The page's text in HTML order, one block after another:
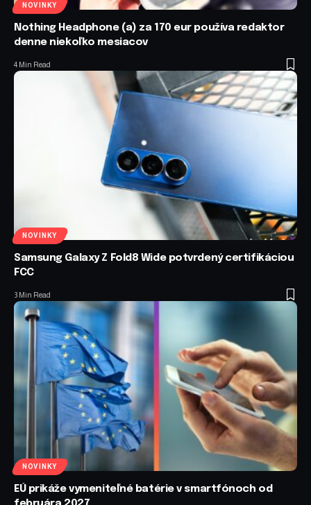
NOVINKY
Nothing Headphone (a) za 170 eur používa redaktor
denne niekoľko mesiacov
4 Min Read
NOVINKY
Samsung Galaxy Z Fold8 Wide potvrdený certifikáciou
FCC
3 Min Read
NOVINKY
EÚ prikáže vymeniteľné batérie v smartfónoch od